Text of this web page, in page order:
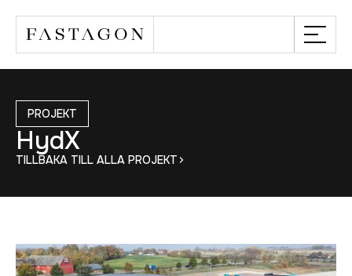
PROJEKT
HydX
TILLBAKA TILL ALLA PROJEKT